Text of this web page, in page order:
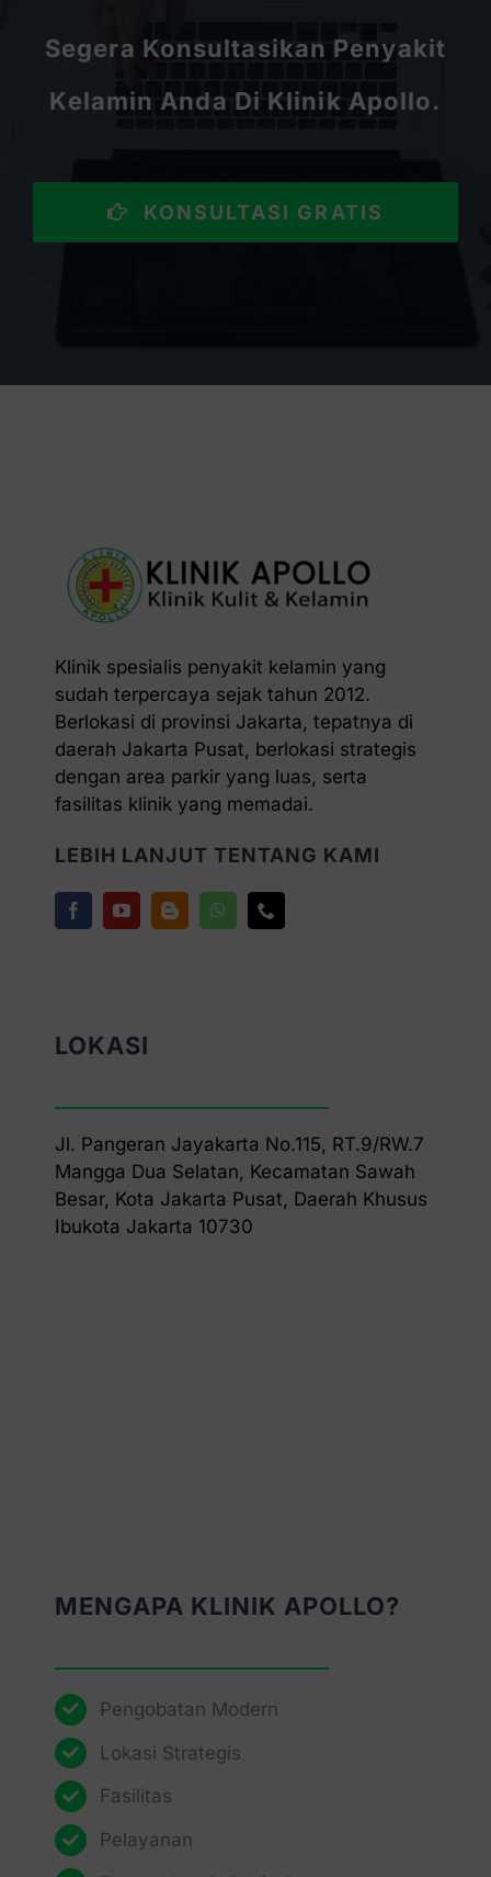
Segera Konsultasikan Penyakit
Kelamin Anda Di Klinik Apollo.
KONSULTASI GRATIS
Klinik spesialis penyakit kelamin yang
sudah terpercaya sejak tahun 2012.
Berlokasi di provinsi Jakarta, tepatnya di
daerah Jakarta Pusat, berlokasi strategis
dengan area parkir yang luas, serta
fasilitas klinik yang memadai.
LEBIH LANJUT TENTANG KAMI
LOKASI
Jl. Pangeran Jayakarta No.115, RT.9/RW.7
Mangga Dua Selatan, Kecamatan Sawah
Besar, Kota Jakarta Pusat, Daerah Khusus
Ibukota Jakarta 10730
MENGAPA KLINIK APOLLO?
Pengobatan Modern
Lokasi Strategis
Fasilitas
Pelayanan